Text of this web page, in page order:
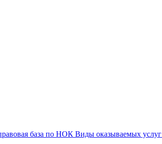
база по НОК Виды оказываемых услуг